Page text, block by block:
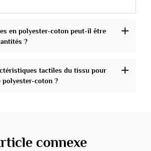
en polyester-coton peut-il être
?
tactiles du tissu pour
polyester-coton ?
connexe